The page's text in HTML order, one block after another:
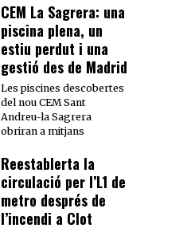
CEM La Sagrera: una
piscina plena, un
estiu perdut i una
gestió des de Madrid
Les piscines descobertes
del nou CEM Sant
Andreu-la Sagrera
obriran a mitjans
Reestablerta la
circulació per l’L1 de
metro després de
l’incendi a Clot